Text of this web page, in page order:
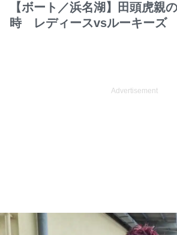
【ボート／浜名湖】田頭虎親
時 レディースvsルーキーズ
Advertisement